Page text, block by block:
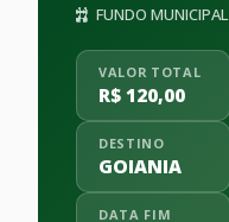
FUNDO
VALOR TOTAL
R$ 120,00
DESTINO
GOIANIA
DATA FIM